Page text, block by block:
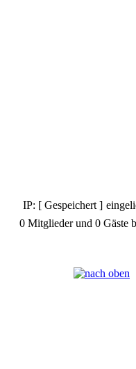
IP: [ Gespeichert ]
0 Mitglieder und 0 Gäste